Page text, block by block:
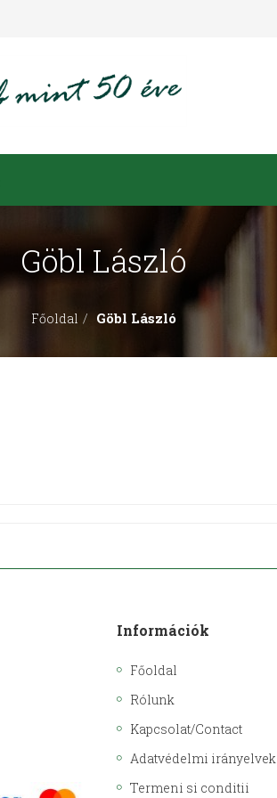
Göbl László
Főoldal Göbl László
Információk
Főoldal
Rólunk
Kapcsolat/Contact
Adatvédelmi irányelvek
Termeni si conditii